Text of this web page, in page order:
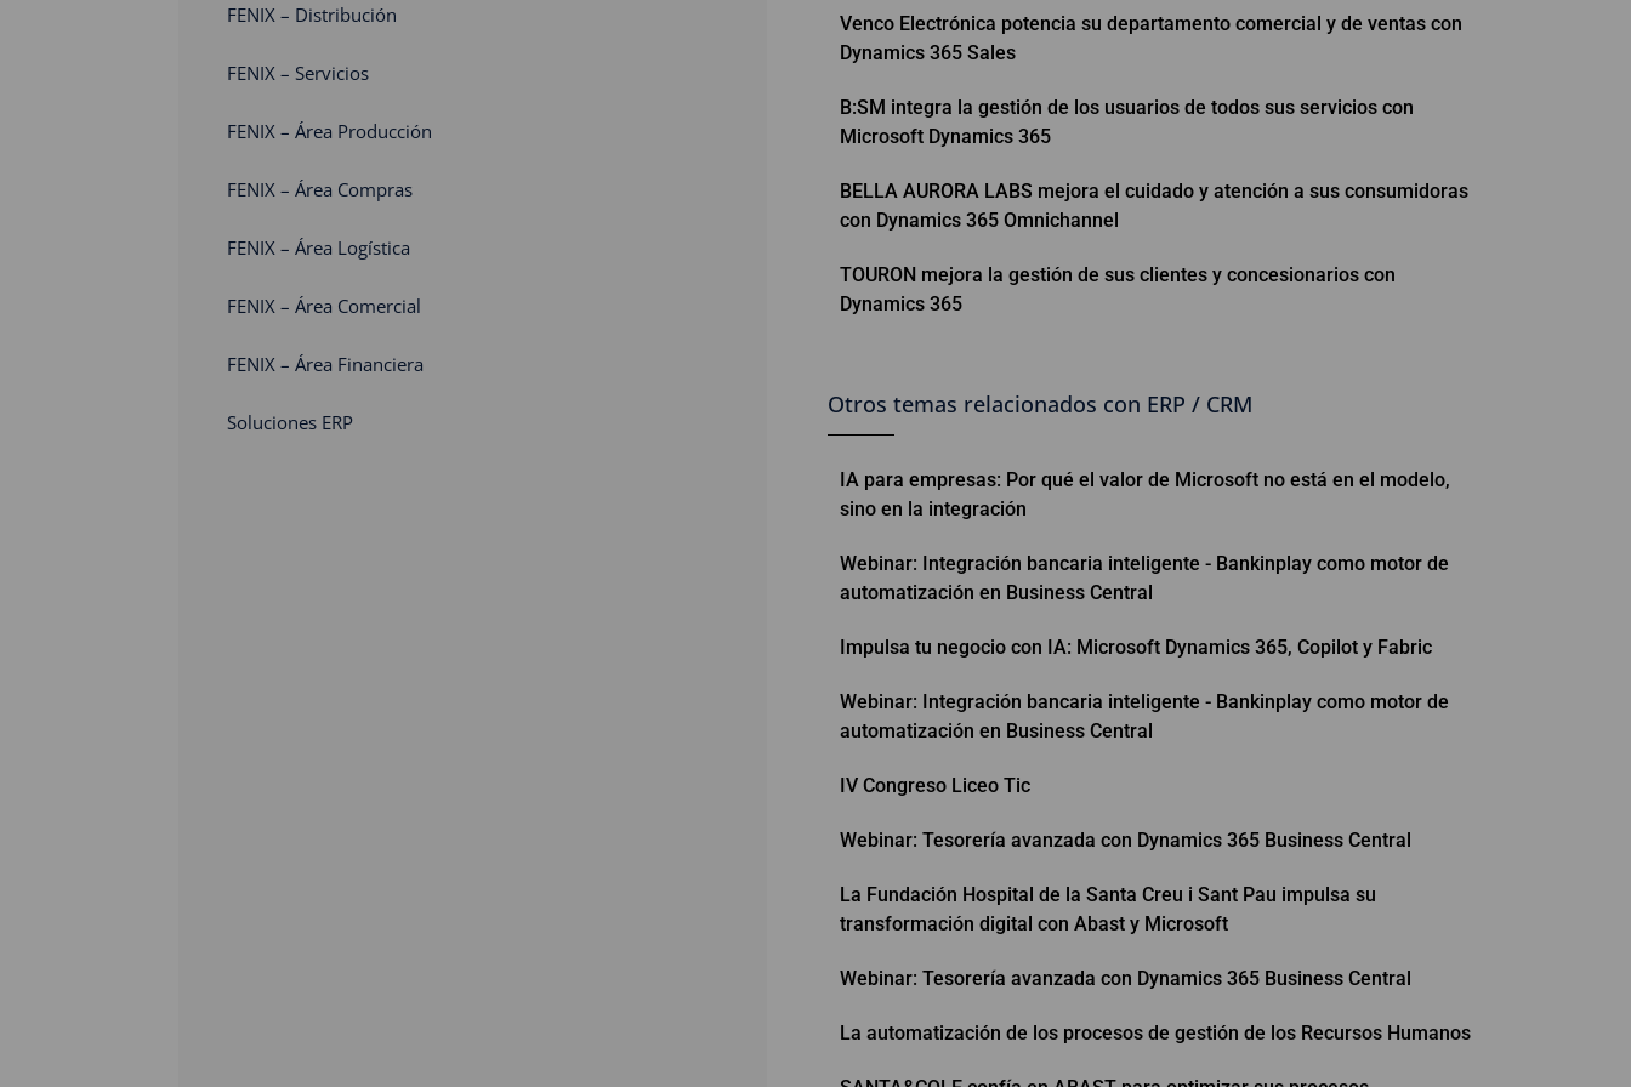
FENIX – Distribución
FENIX – Servicios
FENIX – Área Producción
FENIX – Área Compras
FENIX – Área Logística
FENIX – Área Comercial
FENIX – Área Financiera
Soluciones ERP
Venco Electrónica potencia su departamento comercial y de ventas con
Dynamics 365 Sales
B:SM integra la gestión de los usuarios de todos sus servicios con
Microsoft Dynamics 365
BELLA AURORA LABS mejora el cuidado y atención a sus consumidoras
con Dynamics 365 Omnichannel
TOURON mejora la gestión de sus clientes y concesionarios con
Dynamics 365
Otros temas relacionados con ERP / CRM
IA para empresas: Por qué el valor de Microsoft no está en el modelo,
sino en la integración
Webinar: Integración bancaria inteligente - Bankinplay como motor de
automatización en Business Central
Impulsa tu negocio con IA: Microsoft Dynamics 365, Copilot y Fabric
Webinar: Integración bancaria inteligente - Bankinplay como motor de
automatización en Business Central
IV Congreso Liceo Tic
Webinar: Tesorería avanzada con Dynamics 365 Business Central
La Fundación Hospital de la Santa Creu i Sant Pau impulsa su
transformación digital con Abast y Microsoft
Webinar: Tesorería avanzada con Dynamics 365 Business Central
La automatización de los procesos de gestión de los Recursos Humanos